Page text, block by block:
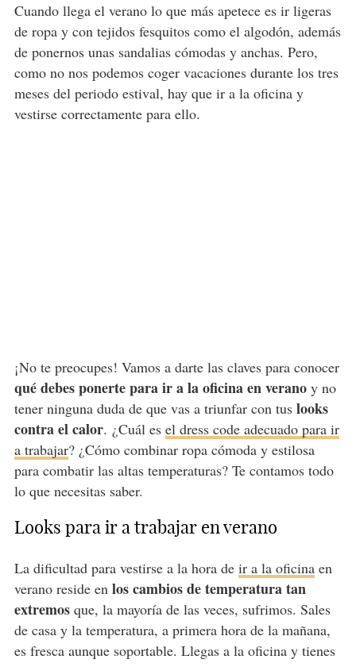
Cuando llega el verano lo que más apetece es ir ligeras
de ropa y con tejidos fesquitos como el algodón, además
de ponernos unas sandalias cómodas y anchas. Pero,
como no nos podemos coger vacaciones durante los tres
meses del periodo estival, hay que ir a la oficina y
vestirse correctamente para ello.
¡No te preocupes! Vamos a darte las claves para conocer
qué debes ponerte para ir a la oficina en veranoy no
tener ninguna duda de que vas a triunfar con tus looks
contra el calor. ¿Cuál es el dress code adecuado para ir
a trabajar? ¿Cómo combinar ropa cómoda y estilosa
para combatir las altas temperaturas? Te contamos todo
lo que necesitas saber.
Looks para ir a trabajar en verano
La dificultad para vestirse a la hora de ir a la oficinaen
verano reside en los cambios de temperatura tan
extremosque, la mayoría de las veces, sufrimos. Sales
de casa y la temperatura, a primera hora de la mañana,
es fresca aunque soportable. Llegas a la oficina y tienes